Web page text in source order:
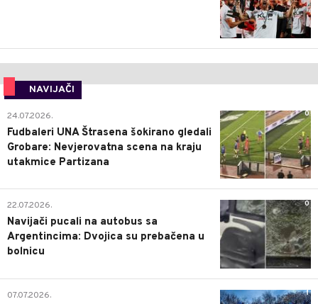
NAVIJAČI
0
24.07.2026.
Fudbaleri UNA Štrasena šokirano gledali
Grobare: Nevjerovatna scena na kraju
utakmice Partizana
0
22.07.2026.
Navijači pucali na autobus sa
Argentincima: Dvojica su prebačena u
bolnicu
1
07.07.2026.